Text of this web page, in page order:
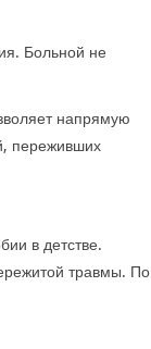
Больной не
напрямую
переживших
в детстве.
травмы. По